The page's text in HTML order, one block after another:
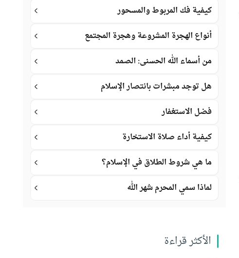
كيفية فك المربوط والمسحور
أنواع الهجرة المشروعة وهجرة المجتمع
من أسماء الله الحسنى: الصمد
هل توجد مبشرات بانتصار الإسلام
فضل الاستغفار
كيفية أداء صلاة الاستخارة
ما هي شروط الطلاق في الإسلام؟
لماذا سمي المحرم شهر الله
الأكثر قراءة